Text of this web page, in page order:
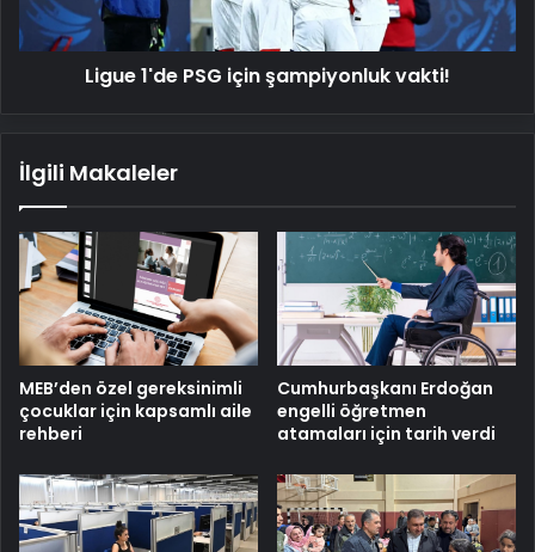
Ligue 1'de PSG için şampiyonluk vakti!
İlgili Makaleler
MEB’den özel gereksinimli
çocuklar için kapsamlı aile
rehberi
Cumhurbaşkanı Erdoğan
engelli öğretmen
atamaları için tarih verdi